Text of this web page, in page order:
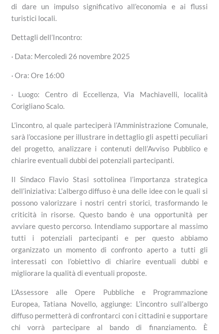
di dare un impulso significativo all’economia e ai flussi
turistici locali.
Dettagli dell’Incontro:
· Data: Mercoledì 26 novembre 2025
· Ora: Ore 16:00
· Luogo: Centro di Eccellenza, Via Machiavelli, località
Corigliano Scalo.
L’incontro, al quale parteciperà l’Amministrazione Comunale,
sarà l’occasione per illustrare in dettaglio gli aspetti peculiari
del progetto, analizzare i contenuti dell’Avviso Pubblico e
chiarire eventuali dubbi dei potenziali partecipanti.
Il Sindaco Flavio Stasi sottolinea l’importanza strategica
dell’iniziativa: L’albergo diffuso è una delle idee con le quali si
possono valorizzare i nostri centri storici, trasformando le
criticità in risorse. Questo bando è una opportunità per
avviare questo percorso. Intendiamo supportare al massimo
tutti i potenziali partecipanti e per questo abbiamo
organizzato un momento di confronto aperto a tutti gli
interessati con l’obiettivo di chiarire eventuali dubbi e
migliorare la qualità di eventuali proposte.
L’Assessore alle Opere Pubbliche e Programmazione
Europea, Tatiana Novello, aggiunge: L’incontro sull’albergo
diffuso permetterà di confrontarci con i cittadini e supportare
chi vorrà partecipare al bando di finanziamento. È